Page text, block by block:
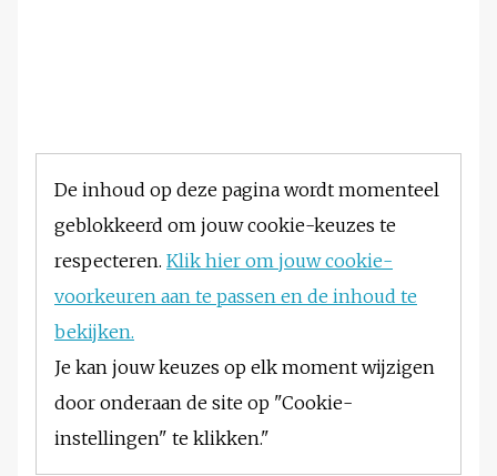
De inhoud op deze pagina wordt momenteel
geblokkeerd om jouw cookie-keuzes te
respecteren. Klik hier om jouw cookie-
voorkeuren aan te passen en de inhoud te
bekijken.
Je kan jouw keuzes op elk moment wijzigen
door onderaan de site op "Cookie-
instellingen" te klikken."